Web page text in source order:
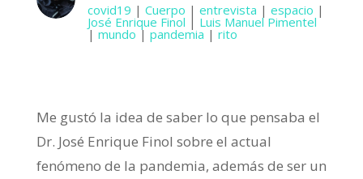
covid19 | Cuerpo | entrevista | espacio |
José Enrique Finol Luis Manuel Pimentel
| mundo | pandemia | rito
Me gustó la idea de saber lo que pensaba el
Dr. José Enrique Finol sobre el actual
fenómeno de la pandemia, además de ser un